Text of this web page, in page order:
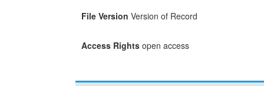
File Version Version of Record
Access Rights open access